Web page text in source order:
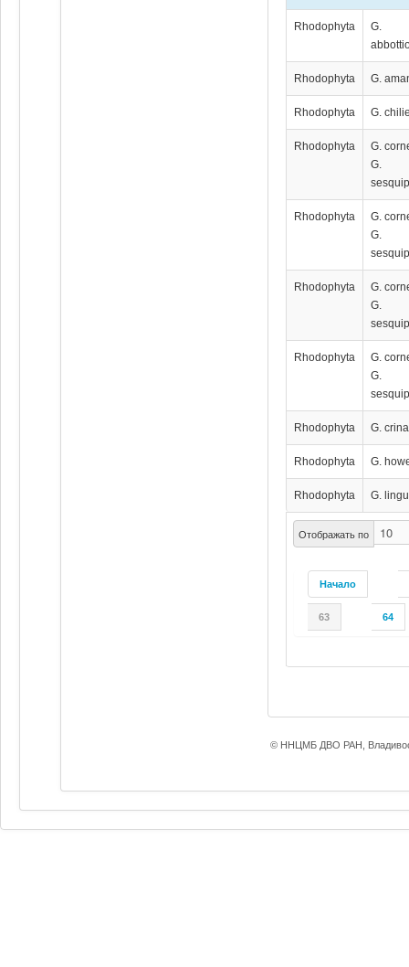
Отображать по
Начало
63 64
Rhodophyta
G.
Rhodophyta G.
Rhodophyta G.
Rhodophyta
G.
G.
Rhodophyta
G.
G.
Rhodophyta
G.
G.
Rhodophyta
G.
G.
Rhodophyta G.
Rhodophyta G.
Rhodophyta G.
© ННЦМБ ДВО РАН,